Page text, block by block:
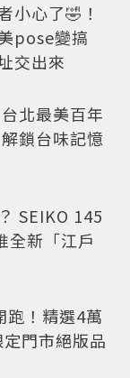
小心了🤣！
pose變搞
交出來
北最美百年
鎖台味記憶
SEIKO 145
全新「江戶
跑！精選4萬
門市絕版品